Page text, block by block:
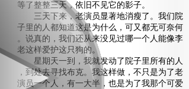
等了整整三天，依旧不见它的影子。
三天下来，老演员显著地消瘦了。我们院
子里的人都知道这是为什么，可又都无可奈何
。说真的，我们还从来没见过哪一个人能像李
老这样爱护这只狗的。
星期天一到，我就发动了院子里所有的人
，到处去寻找布克。我这样做，不只是为了老
演员一个人，有一大半，也是为了我那个可爱